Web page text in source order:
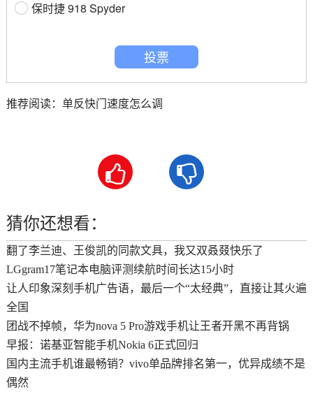
保时捷 918 Spyder
投票
推荐阅读： 单反快门速度怎么调
 
猜你还想看：
翻了李兰迪、王俊凯的同款文具，我又双叒叕快乐了
LGgram17笔记本电脑评测续航时间长达15小时
让人印象深刻手机广告语，最后一个“太经典”，直接让其火遍
全国
团战不掉帧，华为nova 5 Pro游戏手机让王者开黑不再背锅
早报：诺基亚智能手机Nokia 6正式回归
国内主流手机谁最畅销？vivo单品牌排名第一，优异成绩不是
偶然